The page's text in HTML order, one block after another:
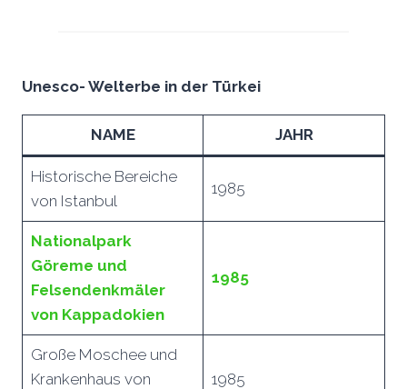
Unesco- Welterbe in der Türkei
NAME JAHR
Historische Bereiche
von Istanbul
1985
Nationalpark
Göreme und
Felsendenkmäler
von Kappadokien
1985
Große Moschee und
Krankenhaus von
1985